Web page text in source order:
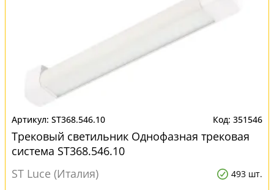
ST368.546.10 351546
Трековый светильник Однофазная трековая
система ST368.546.10
ST Luce (Италия)
493 шт.